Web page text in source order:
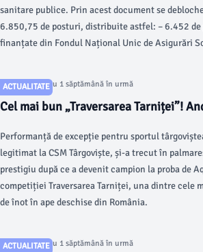
sanitare publice. Prin acest document se
6.850,75 de posturi, distribuite astfel: – ​6.452
finanțate din Fondul Național Unic de Asigurări
ACTUALITATE
Articol postat cu 1 săptămână în urmă
Cel mai bun „Traversarea Tarniței”!
ape deschise din România
Performanță de excepție pentru sportul
legitimat la CSM Târgoviște, și-a trecut în
prestigiu după ce a devenit campion la proba de
competiției Traversarea Tarniței, una dintre cele
de înot în ape deschise din România.
ACTUALITATE
Articol postat cu 1 săptămână în urmă